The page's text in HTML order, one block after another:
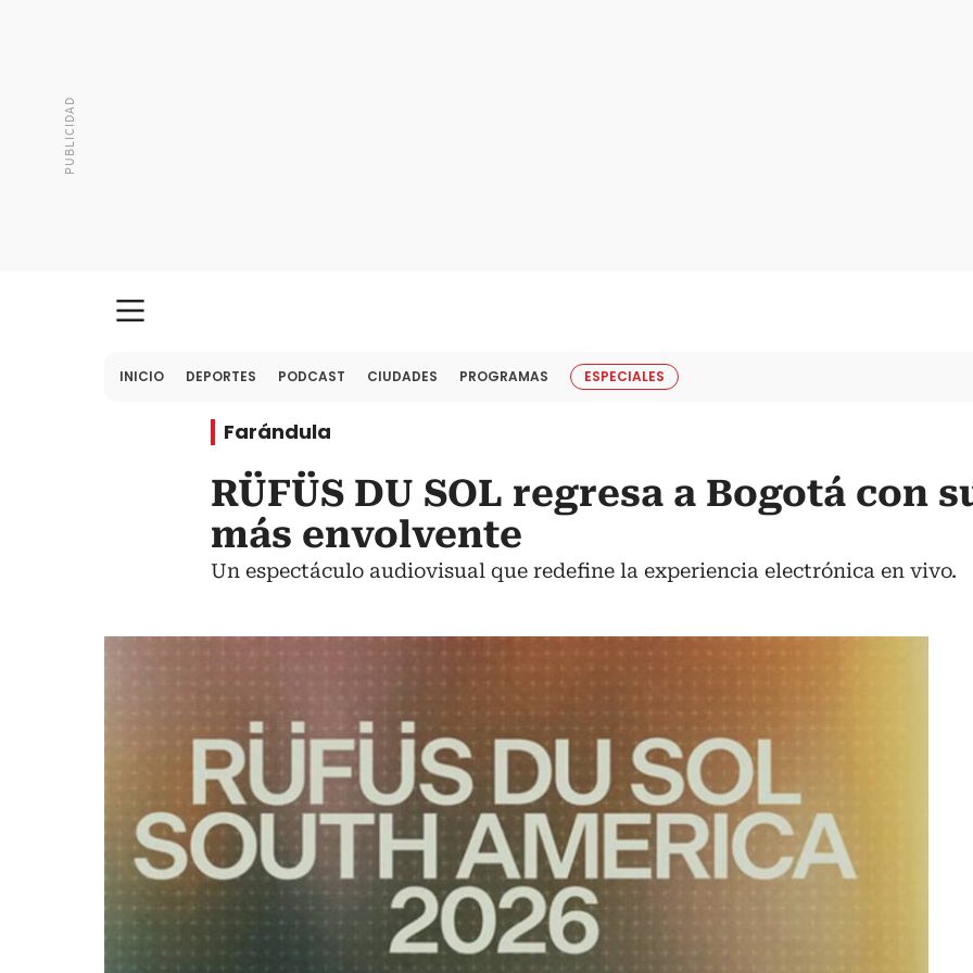
INICIO DEPORTES PODCAST CIUDADES PROGRAMAS ESPECIALES
Farándula
RÜFÜS DU SOL regresa a Bogotá con
más envolvente
Un espectáculo audiovisual que redefine la experiencia electrónica en vivo.